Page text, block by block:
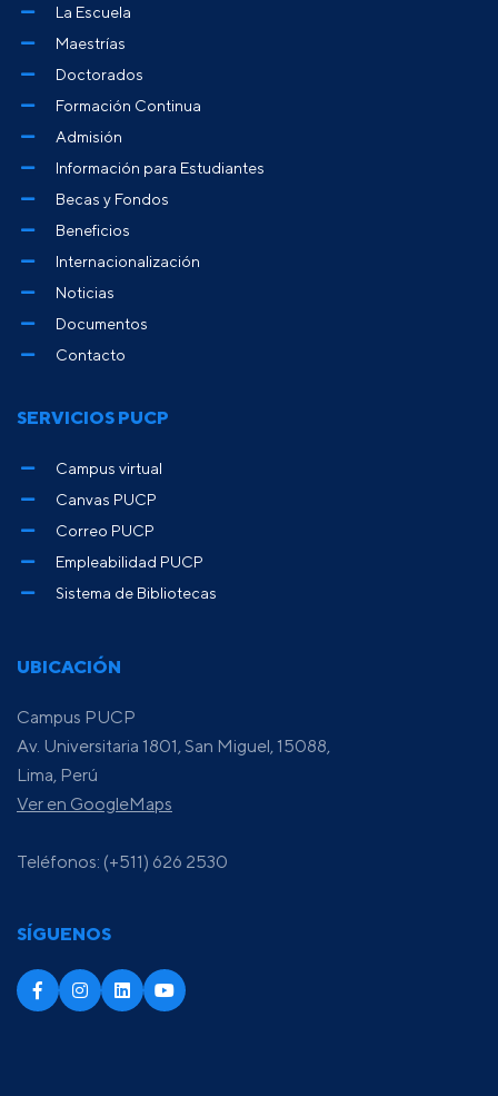
UBICACIÓN
Campus PUCP
Av. Universitaria 1801, San Miguel, 15088,
Lima, Perú
Ver en GoogleMaps
Teléfonos: (+511) 626 2530
SÍGUENOS
La Escuela
Maestrías
Doctorados
Formación Continua
Admisión
Información para Estudiantes
Becas y Fondos
Beneficios
Internacionalización
Noticias
Documentos
Contacto
SERVICIOS PUCP
Campus virtual
Canvas PUCP
Correo PUCP
Empleabilidad PUCP
Sistema de Bibliotecas